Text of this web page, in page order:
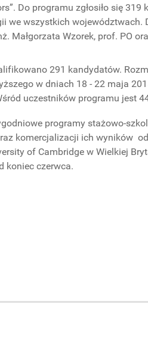
Do programu zgłosiło się 319
we wszystkich województwach.
Małgorzata Wzorek, prof. PO
291 kandydatów.
w dniach 18 - 22 maja
uczestników programu jest
programy stażowo-
komercjalizacji ich wyników
of Cambridge w Wielkiej
koniec czerwca.